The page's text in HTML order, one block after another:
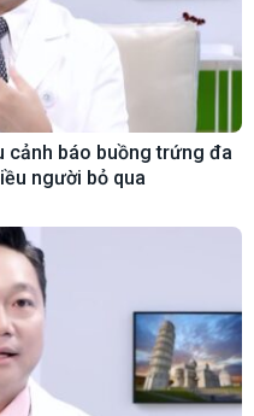
cảnh báo buồng trứng đa
người bỏ qua